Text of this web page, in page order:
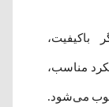
باکیفیت،
مناسب،
می‌شود.